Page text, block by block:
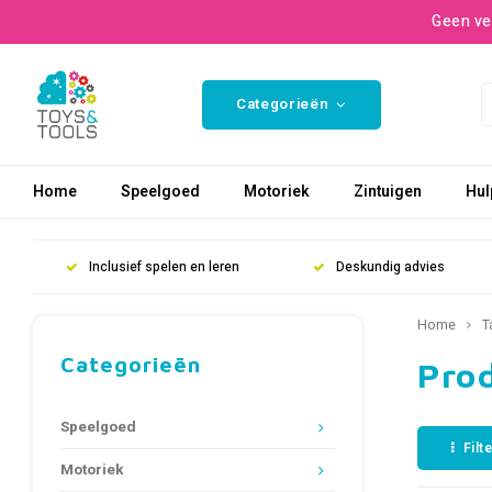
Geen
Categorieën
Home Speelgoed Motoriek Zintuigen
Inclusief spelen en leren Deskundig advies
Categorieën
Speelgoed
Motoriek
Home